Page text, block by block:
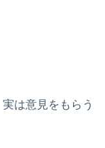
は意見をもらう